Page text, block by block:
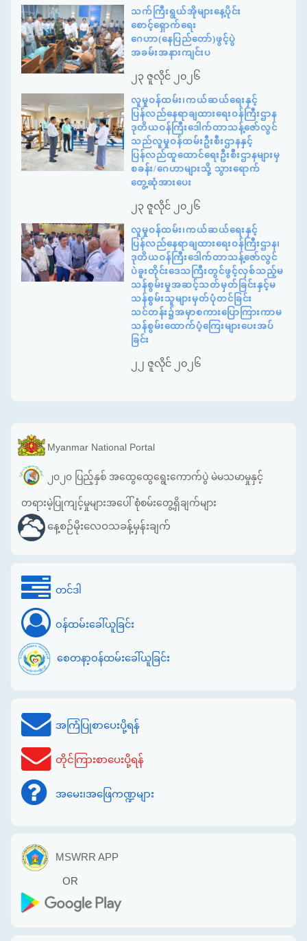
သက်ကြီးရွယ်အိုများနေ့ပိုင်း
စောင့်ရှောက်ရေး
ဂေဟာ(နေပြည်တော်)ဖွင့်ပွဲ
အခမ်းအနားကျင်းပ
၂၃ ဇူလိုင် ၂၀၂၆
လူမှုဝန်ထမ်း၊ကယ်ဆယ်ရေးနှင့်
ပြန်လည်နေရာချထားရေးဝန်ကြီးဌာန
ဒုတိယဝန်ကြီးဒေါက်တာသန့်ဇော်လွင်
သည်လူမှုဝန်ထမ်းဦးစီးဌာနနှင့်
ပြန်လည်ထူထောင်ရေးဦးစီးဌာနများမှ
စခန်း/ဂေဟာများသို့ သွားရောက်
တွေ့ဆုံအားပေး
၂၃ ဇူလိုင် ၂၀၂၆
လူမှုဝန်ထမ်း၊ကယ်ဆယ်ရေးနှင့်
ပြန်လည်နေရာချထားရေးဝန်ကြီးဌာန၊
ဒုတိယဝန်ကြီးဒေါက်တာသန့်ဇော်လွင်
ပဲခူးတိုင်းဒေသကြီးတွင်ဖွင့်လှစ်သည့်မ
သန်စွမ်းမှုအဆင့်သတ်မှတ်ခြင်းနှင့်မ
သန်စွမ်းသူများမှတ်ပုံတင်ခြင်း
သင်တန်း၌အမှာစကားပြောကြားကာမ
သန်စွမ်းထောက်ပံ့ကြေးများပေးအပ်
ခြင်း
၂၂ ဇူလိုင် ၂၀၂၆
Myanmar National Portal
၂၀၂၀ ပြည့်နှစ် အထွေထွေရွေးကောက်ပွဲ မဲမသမာမှုနှင့်
တရားမဲ့ပြုကျင့်မှုများအပေါ် စုံစမ်းတွေ့ရှိချက်များ
နေ့စဉ်မိုးလေဝသခန့်မှန်းချက်
တင်ဒါ
ဝန်ထမ်းခေါ်ယူခြင်း
စေတနာ့ဝန်ထမ်းခေါ်ယူခြင်း
အကြံပြုစာပေးပို့ရန်
တိုင်ကြားစာပေးပို့ရန်
အမေး၊အဖြေကဏ္ဍများ
MSWRR APP
OR